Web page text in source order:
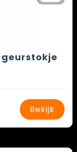
geurstokje
Bekijk